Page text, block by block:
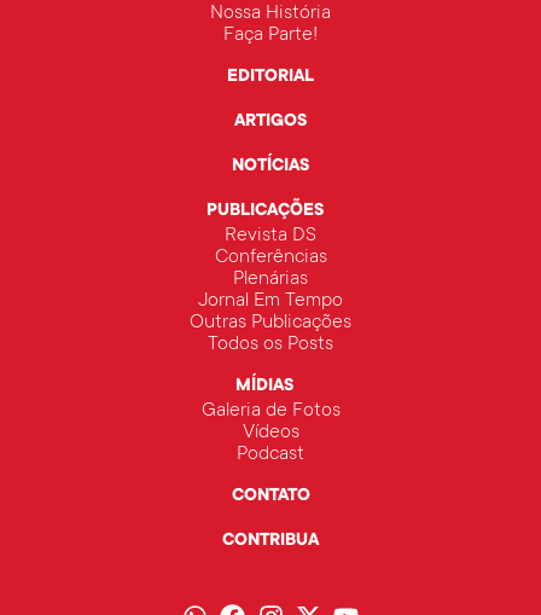
Nossa História
Faça Parte!
EDITORIAL
ARTIGOS
NOTÍCIAS
PUBLICAÇÕES
Revista DS
Conferências
Plenárias
Jornal Em Tempo
Outras Publicações
Todos os Posts
MÍDIAS
Galeria de Fotos
Vídeos
Podcast
CONTATO
CONTRIBUA